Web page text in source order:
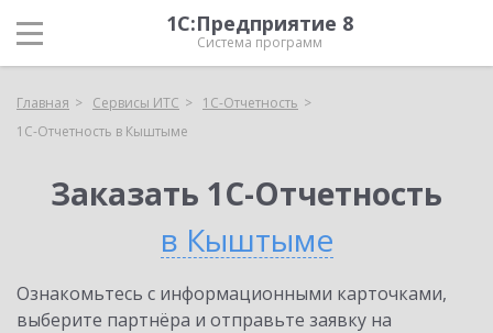
1С:Предприятие 8
Система программ
Главная Сервисы ИТС
1С-Отчетность
1С-Отчетность в Кыштыме
Заказать 1С-Отчетность
в Кыштыме
Ознакомьтесь с информационными карточками,
выберите партнёра и отправьте заявку на